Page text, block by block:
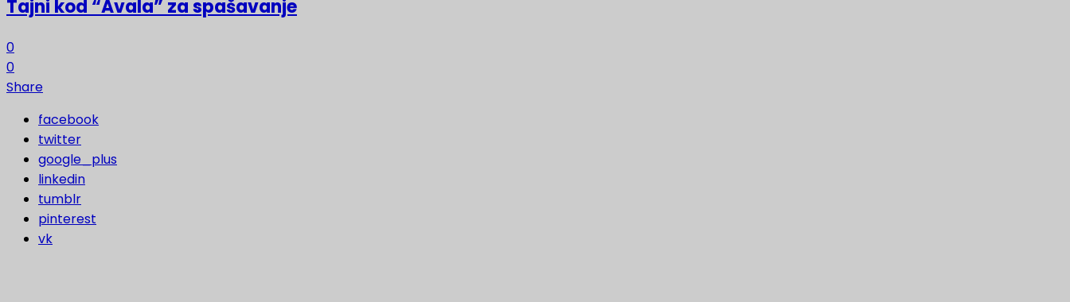
Tajni kod “Avala” za spašavanje
0
0
Share
facebook
twitter
google_plus
linkedin
tumblr
pinterest
vk